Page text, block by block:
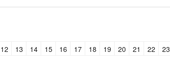
12 13 14 15 16 17 18 19 20 21 22 23